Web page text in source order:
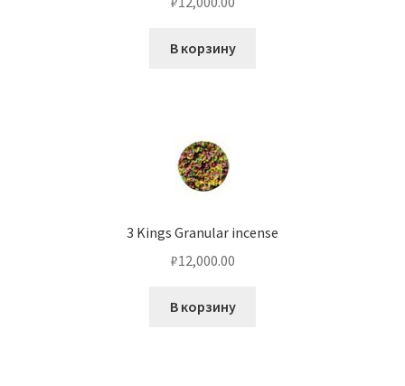
В корзину
3 Kings Granular incense
₽12,000.00
В корзину